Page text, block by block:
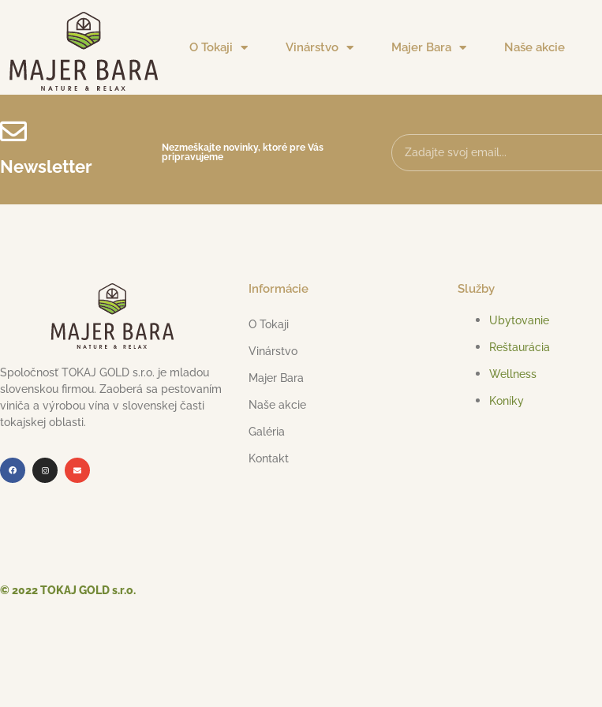
O Tokaji Vinárstvo Majer Bara Naše akcie
Newsletter
Nezmeškajte novinky, ktoré pre Vás
pripravujeme
Spoločnosť TOKAJ GOLD s.r.o. je mladou
slovenskou firmou. Zaoberá sa pestovaním
viniča a výrobou vína v slovenskej časti
tokajskej oblasti.
Informácie
O Tokaji
Vinárstvo
Majer Bara
Naše akcie
Galéria
Kontakt
Služby
Ubytovanie
Reštaurácia
Wellness
Koníky
© 2022 TOKAJ GOLD s.r.o.